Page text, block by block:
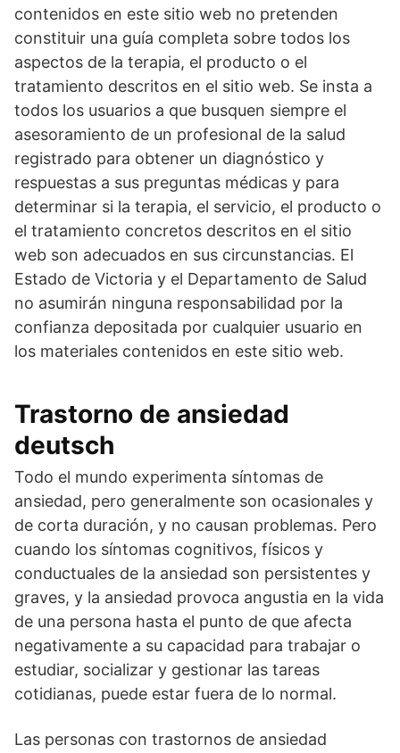
contenidos en este sitio web no pretenden
constituir una guía completa sobre todos los
aspectos de la terapia, el producto o el
tratamiento descritos en el sitio web. Se insta a
todos los usuarios a que busquen siempre el
asesoramiento de un profesional de la salud
registrado para obtener un diagnóstico y
respuestas a sus preguntas médicas y para
determinar si la terapia, el servicio, el producto o
el tratamiento concretos descritos en el sitio
web son adecuados en sus circunstancias. El
Estado de Victoria y el Departamento de Salud
no asumirán ninguna responsabilidad por la
confianza depositada por cualquier usuario en
los materiales contenidos en este sitio web.
Trastorno de ansiedad
deutsch
Todo el mundo experimenta síntomas de
ansiedad, pero generalmente son ocasionales y
de corta duración, y no causan problemas. Pero
cuando los síntomas cognitivos, físicos y
conductuales de la ansiedad son persistentes y
graves, y la ansiedad provoca angustia en la vida
de una persona hasta el punto de que afecta
negativamente a su capacidad para trabajar o
estudiar, socializar y gestionar las tareas
cotidianas, puede estar fuera de lo normal.
Las personas con trastornos de ansiedad